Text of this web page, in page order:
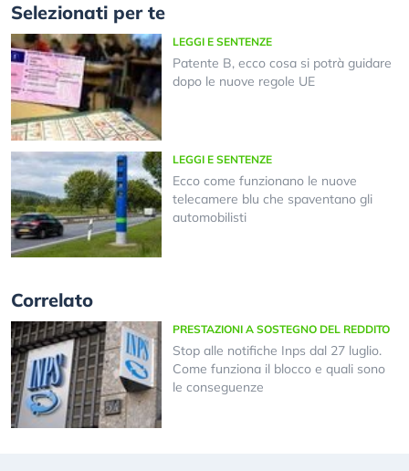
Selezionati per te
LEGGI E SENTENZE
Patente B, ecco cosa si potrà guidare
dopo le nuove regole UE
LEGGI E SENTENZE
Ecco come funzionano le nuove
telecamere blu che spaventano gli
automobilisti
Correlato
PRESTAZIONI A SOSTEGNO DEL REDDITO
Stop alle notifiche Inps dal 27 luglio.
Come funziona il blocco e quali sono
le conseguenze